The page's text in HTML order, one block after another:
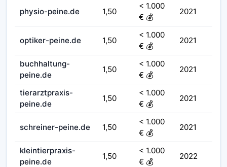
physio-peine.de 1,50
< 1.000
€ 💰
2021
optiker-peine.de 1,50
< 1.000
€ 💰
2021
buchhaltung-
peine.de
1,50
< 1.000
€ 💰
2021
tierarztpraxis-
peine.de
1,50
< 1.000
€ 💰
2021
schreiner-peine.de 1,50
< 1.000
€ 💰
2021
kleintierpraxis-
peine.de
1,50
< 1.000
€ 💰
2022